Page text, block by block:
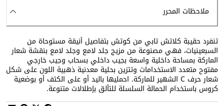
ملاحظات المحرر
تنفرد حقيبة كلاتش تابي من كوتش بتفاصيل أنيقة مستوحاة من
السبعينيات، فهي مصنوعة من مزيج جلد لامع وجلد لامع بنقشة شعار
الماركة بمساحة داخلية واسعة بجيب داخلي بسحاب وجيب خارجي
مفتوح متعدد الاستخدامات وتتزين بحلية معدنية ذهبية اللون على شكل
شعار حرف C الشهير للماركة. احمليها باليد أو على الكتف أو بوضعية
كروس باستخدام الحمالة السلسلة للتألق بإطلالات متنوعة.